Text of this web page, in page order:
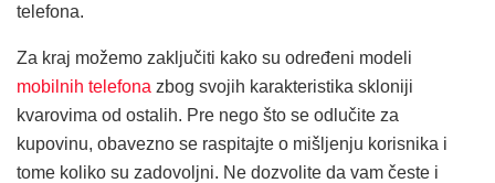
telefona.
Za kraj možemo zaključiti kako su određeni modeli
mobilnih telefona zbog svojih karakteristika skloniji
kvarovima od ostalih. Pre nego što se odlučite za
kupovinu, obavezno se raspitajte o mišljenju korisnika i
tome koliko su zadovoljni. Ne dozvolite da vam česte i